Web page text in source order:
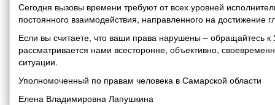
Сегодня вызовы времени требуют от всех уровней
постоянного взаимодействия, направленного на
Если вы считаете, что ваши права нарушены – обращайтесь
рассматривается нами всесторонне, объективно,
ситуации.
Уполномоченный по правам человека в Самарской области
Елена Владимировна Лапушкина